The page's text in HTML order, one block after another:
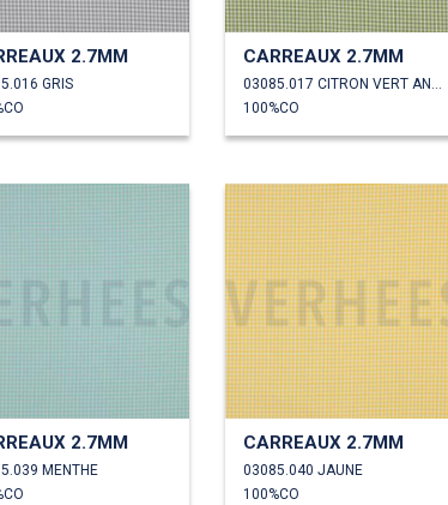
2.7MM
GRIS
CARREAUX 2.7MM
100%CO
2.7MM
MENTHE
CARREAUX 2.7MM
03085.040 JAUNE
100%CO